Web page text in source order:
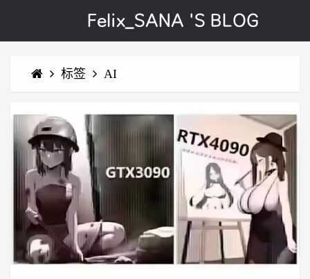
Felix_SANA 'S BLOG
标签 AI